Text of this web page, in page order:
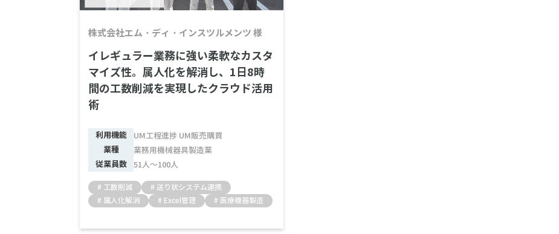
株式会社エム・ディ・インスツルメンツ 様
イレギュラー業務に強い柔軟なカスタ
マイズ性。属人化を解消し、1日8時
間の工数削減を実現したクラウド活用
術
利用機能
UM工程進捗 UM販売購買
業種
業務用機械器具製造業
従業員数
51人～100人
# 工数削減
# 送り状システム連携
# 属人化解消
# Excel管理 # 医療機器製造